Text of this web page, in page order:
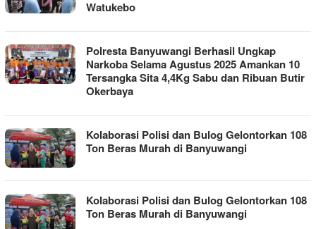
Watukebo
Polresta Banyuwangi Berhasil Ungkap
Narkoba Selama Agustus 2025 Amankan 10
Tersangka Sita 4,4Kg Sabu dan Ribuan Butir
Okerbaya
Kolaborasi Polisi dan Bulog Gelontorkan 108
Ton Beras Murah di Banyuwangi
Kolaborasi Polisi dan Bulog Gelontorkan 108
Ton Beras Murah di Banyuwangi